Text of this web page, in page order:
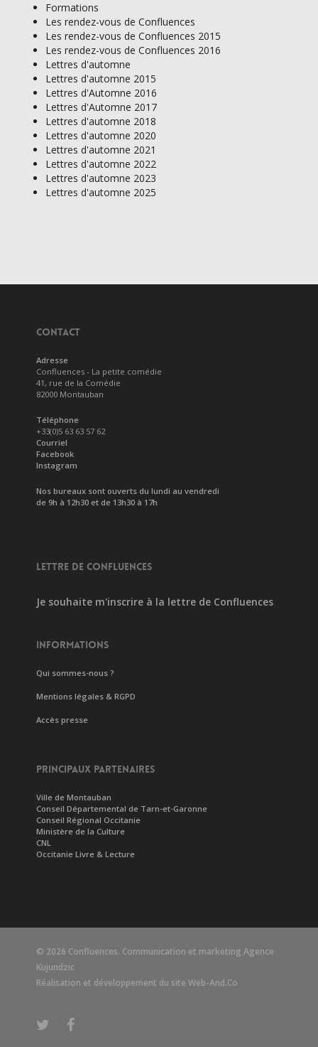
Formations
Les rendez-vous de Confluences
Les rendez-vous de Confluences 2015
Les rendez-vous de Confluences 2016
Lettres d'automne
Lettres d'automne 2015
Lettres d'Automne 2016
Lettres d'Automne 2017
Lettres d'automne 2018
Lettres d'automne 2020
Lettres d'automne 2021
Lettres d'automne 2022
Lettres d'automne 2023
Lettres d'automne 2025
CONTACT
Adresse
Confluences - La petite comédie
41, rue de la Comédie
82000 Montauban
Téléphone
+33(0)5 63 63 57 62
Courriel
Facebook
Instagram
Nos bureaux sont ouverts du lundi au vendredi
de 9h à 12h30 et de 13h30 à 17h
LETTRE DE CONFLUENCES
Je souhaite m'inscrire à la lettre de Confluences
INFORMATIONS
Qui sommes-nous ?
Mentions légales & RGPD
Accès presse
PRINCIPAUX PARTENAIRES
Ville de Montauban
Conseil Départemental de Tarn-et-Garonne
Conseil Régional Occitanie
Ministère de la Culture
CNL
Occitanie Livre & Lecture
© 2026 Confluences. Communication et marketing Agence
Kujundzic
Réalisation et développement du site Web-And.Co